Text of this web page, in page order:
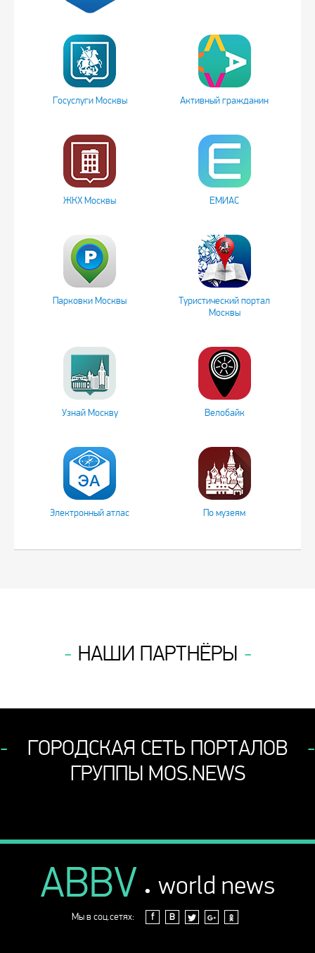
Госуслуги Москвы Активный гражданин
ЖКХ Москвы ЕМИАС
Парковки Москвы
Туристический портал
Москвы
Узнай Москву Велобайк
Электронный атлас По музеям
НАШИ ПАРТНЁРЫ
ГОРОДСКАЯ СЕТЬ ПОРТАЛОВ
ГРУППЫ MOS.NEWS
ABBV . world news
Мы в соц.сетях: f В